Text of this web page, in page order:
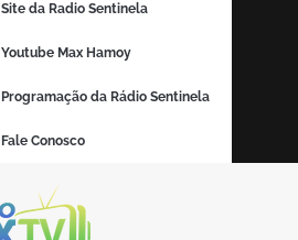
Site da Radio Sentinela
Youtube Max Hamoy
Programação da Rádio Sentinela
Fale Conosco